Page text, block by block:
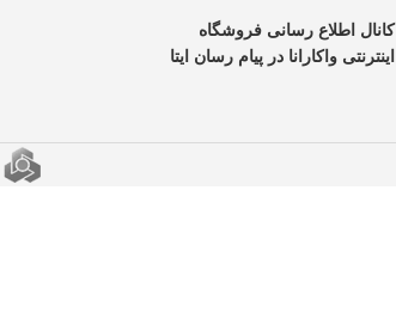
کانال اطلاع رسانی فروشگاه
اینترنتی واکارانا در پیام رسان ایتا